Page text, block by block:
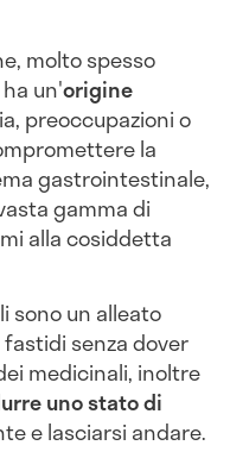
molto spesso
un'origine
preoccupazioni o
la
gastrointestinale,
gamma di
alla cosiddetta
sono un alleato
senza dover
medicinali, inoltre
uno stato di
e lasciarsi andare.